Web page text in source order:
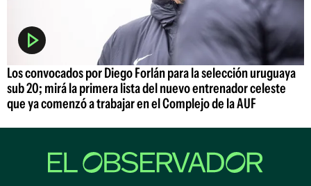
Los convocados por Diego Forlán para la selección uruguaya
sub 20; mirá la primera lista del nuevo entrenador celeste
que ya comenzó a trabajar en el Complejo de la AUF